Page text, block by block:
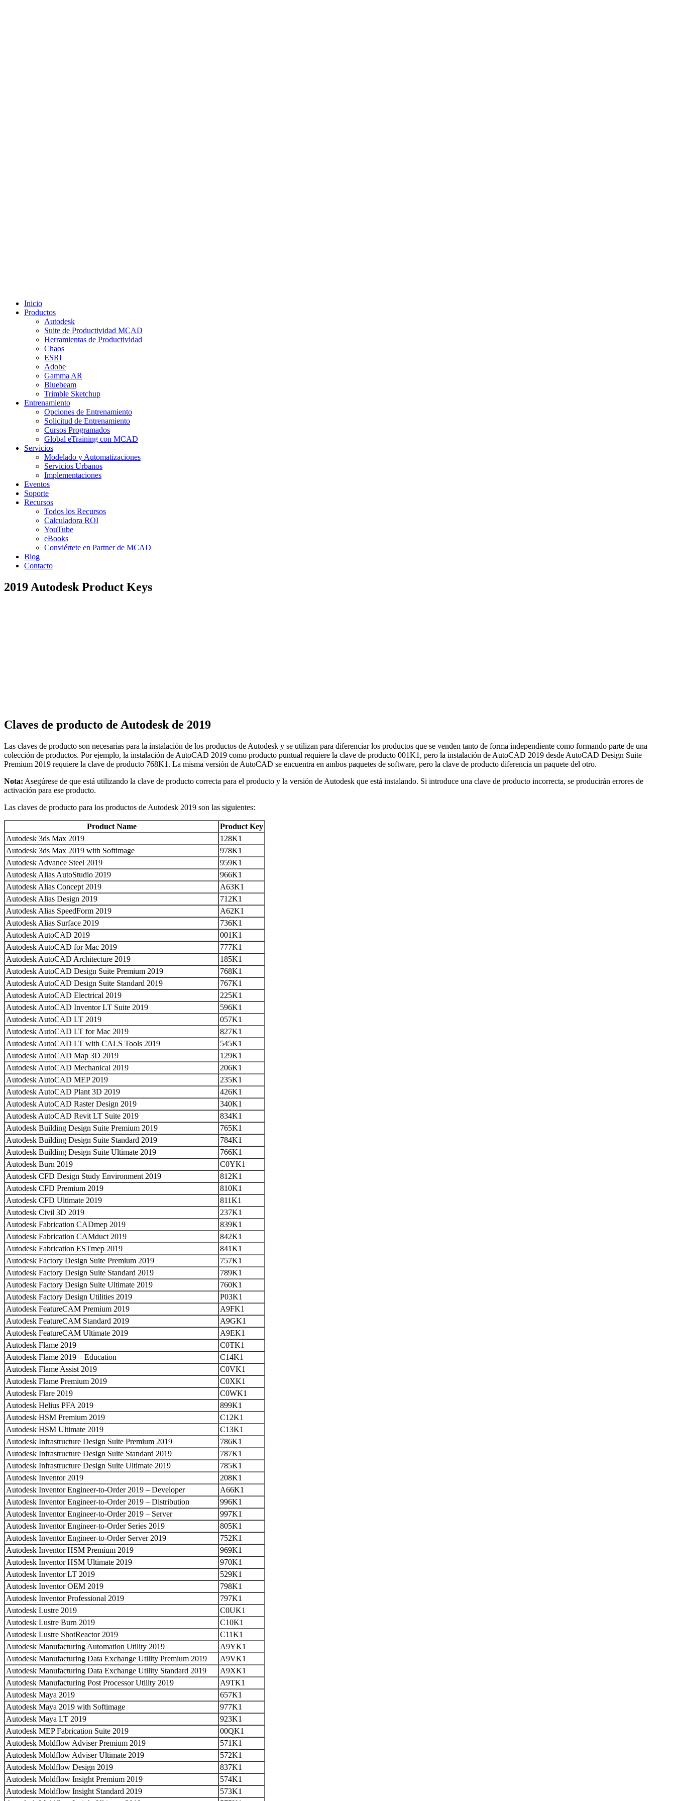
Inicio
Productos
Autodesk
Suite de Productividad MCAD
Herramientas de Productividad
Chaos
ESRI
Adobe
Gamma AR
Bluebeam
Trimble Sketchup
Entrenamiento
Opciones de Entrenamiento
Solicitud de Entrenamiento
Cursos Programados
Global eTraining con MCAD
Servicios
Modelado y Automatizaciones
Servicios Urbanos
Implementaciones
Eventos
Soporte
Recursos
Todos los Recursos
Calculadora ROI
YouTube
eBooks
Conviértete en Partner de MCAD
Blog
Contacto
2019 Autodesk Product Keys
Claves de producto de Autodesk de 2019
Las claves de producto son necesarias para la instalación de los productos de Autodesk y se utilizan para diferenciar los productos que se venden tanto de forma independiente como formando parte de una
colección de productos. Por ejemplo, la instalación de AutoCAD 2019 como producto puntual requiere la clave de producto 001K1, pero la instalación de AutoCAD 2019 desde AutoCAD Design Suite
Premium 2019 requiere la clave de producto 768K1. La misma versión de AutoCAD se encuentra en ambos paquetes de software, pero la clave de producto diferencia un paquete del otro.
Nota: Asegúrese de que está utilizando la clave de producto correcta para el producto y la versión de Autodesk que está instalando. Si introduce una clave de producto incorrecta, se producirán errores de
activación para ese producto.
Las claves de producto para los productos de Autodesk 2019 son las siguientes:
Product Name
Product Key
Autodesk 3ds Max 2019
128K1
Autodesk 3ds Max 2019 with Softimage
978K1
Autodesk Advance Steel 2019
959K1
Autodesk Alias AutoStudio 2019
966K1
Autodesk Alias Concept 2019
A63K1
Autodesk Alias Design 2019
712K1
Autodesk Alias SpeedForm 2019
A62K1
Autodesk Alias Surface 2019
736K1
Autodesk AutoCAD 2019
001K1
Autodesk AutoCAD for Mac 2019
777K1
Autodesk AutoCAD Architecture 2019
185K1
Autodesk AutoCAD Design Suite Premium 2019
768K1
Autodesk AutoCAD Design Suite Standard 2019
767K1
Autodesk AutoCAD Electrical 2019
225K1
Autodesk AutoCAD Inventor LT Suite 2019
596K1
Autodesk AutoCAD LT 2019
057K1
Autodesk AutoCAD LT for Mac 2019
827K1
Autodesk AutoCAD LT with CALS Tools 2019
545K1
Autodesk AutoCAD Map 3D 2019
129K1
Autodesk AutoCAD Mechanical 2019
206K1
Autodesk AutoCAD MEP 2019
235K1
Autodesk AutoCAD Plant 3D 2019
426K1
Autodesk AutoCAD Raster Design 2019
340K1
Autodesk AutoCAD Revit LT Suite 2019
834K1
Autodesk Building Design Suite Premium 2019
765K1
Autodesk Building Design Suite Standard 2019
784K1
Autodesk Building Design Suite Ultimate 2019
766K1
Autodesk Burn 2019
C0YK1
Autodesk CFD Design Study Environment 2019
812K1
Autodesk CFD Premium 2019
810K1
Autodesk CFD Ultimate 2019
811K1
Autodesk Civil 3D 2019
237K1
Autodesk Fabrication CADmep 2019
839K1
Autodesk Fabrication CAMduct 2019
842K1
Autodesk Fabrication ESTmep 2019
841K1
Autodesk Factory Design Suite Premium 2019
757K1
Autodesk Factory Design Suite Standard 2019
789K1
Autodesk Factory Design Suite Ultimate 2019
760K1
Autodesk Factory Design Utilities 2019
P03K1
Autodesk FeatureCAM Premium 2019
A9FK1
Autodesk FeatureCAM Standard 2019
A9GK1
Autodesk FeatureCAM Ultimate 2019
A9EK1
Autodesk Flame 2019
C0TK1
Autodesk Flame 2019 – Education
C14K1
Autodesk Flame Assist 2019
C0VK1
Autodesk Flame Premium 2019
C0XK1
Autodesk Flare 2019
C0WK1
Autodesk Helius PFA 2019
899K1
Autodesk HSM Premium 2019
C12K1
Autodesk HSM Ultimate 2019
C13K1
Autodesk Infrastructure Design Suite Premium 2019
786K1
Autodesk Infrastructure Design Suite Standard 2019
787K1
Autodesk Infrastructure Design Suite Ultimate 2019
785K1
Autodesk Inventor 2019
208K1
Autodesk Inventor Engineer-to-Order 2019 – Developer
A66K1
Autodesk Inventor Engineer-to-Order 2019 – Distribution
996K1
Autodesk Inventor Engineer-to-Order 2019 – Server
997K1
Autodesk Inventor Engineer-to-Order Series 2019
805K1
Autodesk Inventor Engineer-to-Order Server 2019
752K1
Autodesk Inventor HSM Premium 2019
969K1
Autodesk Inventor HSM Ultimate 2019
970K1
Autodesk Inventor LT 2019
529K1
Autodesk Inventor OEM 2019
798K1
Autodesk Inventor Professional 2019
797K1
Autodesk Lustre 2019
C0UK1
Autodesk Lustre Burn 2019
C10K1
Autodesk Lustre ShotReactor 2019
C11K1
Autodesk Manufacturing Automation Utility 2019
A9YK1
Autodesk Manufacturing Data Exchange Utility Premium 2019
A9VK1
Autodesk Manufacturing Data Exchange Utility Standard 2019
A9XK1
Autodesk Manufacturing Post Processor Utility 2019
A9TK1
Autodesk Maya 2019
657K1
Autodesk Maya 2019 with Softimage
977K1
Autodesk Maya LT 2019
923K1
Autodesk MEP Fabrication Suite 2019
00QK1
Autodesk Moldflow Adviser Premium 2019
571K1
Autodesk Moldflow Adviser Ultimate 2019
572K1
Autodesk Moldflow Design 2019
837K1
Autodesk Moldflow Insight Premium 2019
574K1
Autodesk Moldflow Insight Standard 2019
573K1